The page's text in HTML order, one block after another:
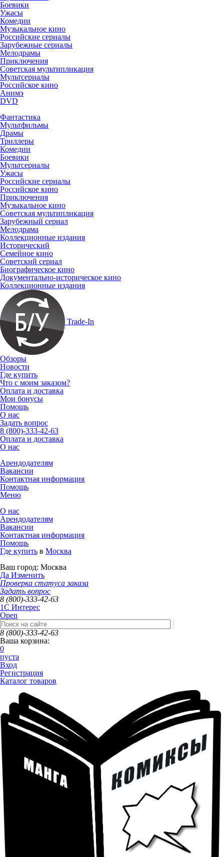
Боевики
Ужасы
Комедии
Музыкальное кино
Российские сериалы
Зарубежные сериалы
Мелодрамы
Приключения
Советская мультипликация
Мультсериалы
Российское кино
Анимэ
DVD
Фантастика
Мультфильмы
Драмы
Триллеры
Комедии
Боевики
Мультсериалы
Ужасы
Российские сериалы
Российское кино
Приключения
Музыкальное кино
Советская мультипликация
Зарубежный сериал
Мелодрама
Коллекционные издания
Исторический
Семейное кино
Советский сериал
Биографическое кино
Документально-историческое кино
Коллекционные издания
Trade-In
Обзоры
Новости
Где купить
Что с моим заказом?
Оплата и доставка
Мои бонусы
Помощь
О нас
Задать вопрос
8 (800)-333-42-63
Оплата и доставка
О нас
Арендодателям
Вакансии
Контактная информация
Помощь
Меню
О нас
Арендодателям
Вакансии
Контактная информация
Помощь
Где купить в Москва
Ваш город: Москва
Да Изменить
Проверка статуса заказа
Задать вопрос
8 (800)-333-42-63
1C Интерес
Open
8 (800)-333-42-63
Ваша корзина:
0
пуста
Вход
Регистрация
Каталог товаров